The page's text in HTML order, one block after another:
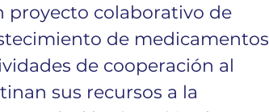
proyecto colaborativo de
de medicamentos
de cooperación al
sus recursos a la